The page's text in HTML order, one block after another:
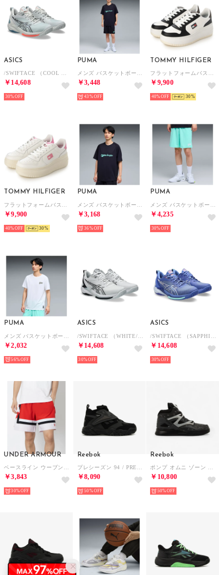
ASICS
￥14,608
30%
PUMA
￥3,448
43%
TOMMY HILFIGER
￥9,900
40% 30
TOMMY HILFIGER
￥9,900
40% 30
PUMA
￥3,168
36%
PUMA
￥4,235
30%
PUMA
￥2,032
56%
ASICS
￥14,608
30%
ASICS
￥14,608
30%
UNDER ARMOUR
￥3,843
30%
Reebok
￥8,090
50%
Reebok
￥10,800
50%